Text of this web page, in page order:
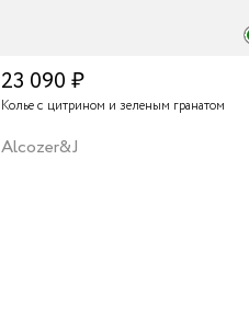
23 090 ₽
Колье с цитрином и зеленым гранатом
Alcozer&J